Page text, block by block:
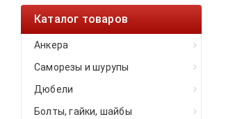
Каталог товаров
Анкера
Саморезы и шурупы
Дюбели
Болты, гайки, шайбы